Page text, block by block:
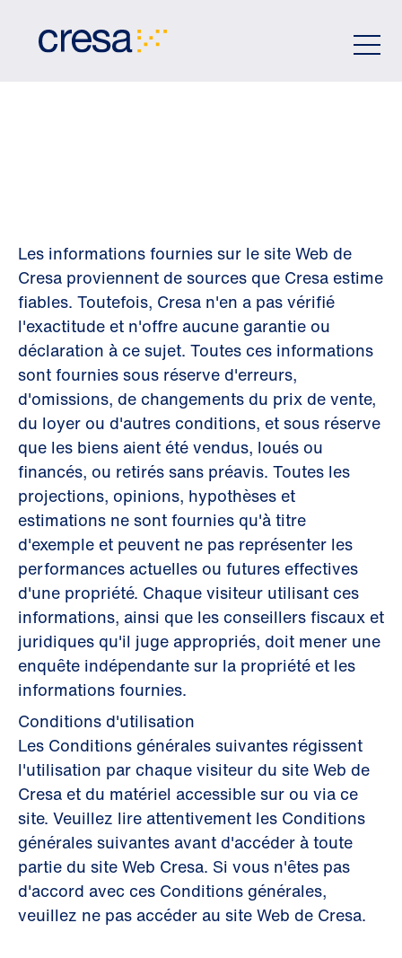
Les informations fournies sur le site Web de
Cresa proviennent de sources que Cresa estime
fiables. Toutefois, Cresa n'en a pas vérifié
l'exactitude et n'offre aucune garantie ou
déclaration à ce sujet. Toutes ces informations
sont fournies sous réserve d'erreurs,
d'omissions, de changements du prix de vente,
du loyer ou d'autres conditions, et sous réserve
que les biens aient été vendus, loués ou
financés, ou retirés sans préavis. Toutes les
projections, opinions, hypothèses et
estimations ne sont fournies qu'à titre
d'exemple et peuvent ne pas représenter les
performances actuelles ou futures effectives
d'une propriété. Chaque visiteur utilisant ces
informations, ainsi que les conseillers fiscaux et
juridiques qu'il juge appropriés, doit mener une
enquête indépendante sur la propriété et les
informations fournies.
Conditions d'utilisation
Les Conditions générales suivantes régissent
l'utilisation par chaque visiteur du site Web de
Cresa et du matériel accessible sur ou via ce
site. Veuillez lire attentivement les Conditions
générales suivantes avant d'accéder à toute
partie du site Web Cresa. Si vous n'êtes pas
d'accord avec ces Conditions générales,
veuillez ne pas accéder au site Web de Cresa.